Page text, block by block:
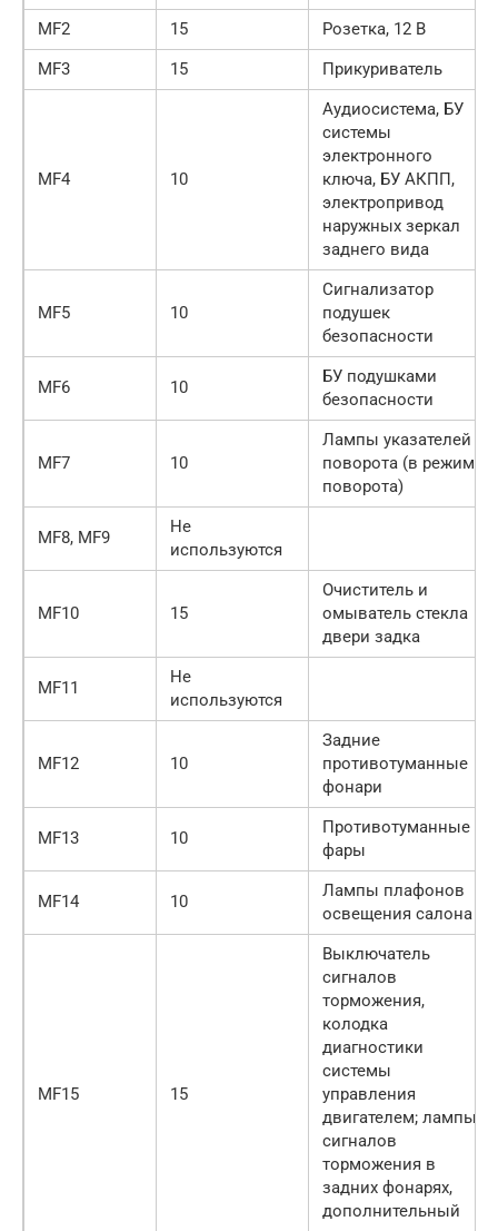
MF2
15
Розетка, 12 В
MF3
15 Прикуриватель
MF4 10
Аудиосистема, БУ
системы
электронного
ключа, БУ АКПП,
электропривод
наружных зеркал
заднего вида
MF5 10
Сигнализатор
подушек
безопасности
MF6 10
БУ подушками
безопасности
MF7 10
Лампы указателей
поворота (в режиме
поворота)
MF8, MF9
Не
используются
MF10 15
Очиститель и
омыватель стекла
двери задка
MF11
Не
используются
MF12 10
Задние
противотуманные
фонари
MF13 10
Противотуманные
фары
MF14 10
Лампы плафонов
освещения салона
MF15 15
Выключатель
сигналов
торможения,
колодка
диагностики
системы
управления
двигателем; лампы
сигналов
торможения в
задних фонарях,
дополнительный